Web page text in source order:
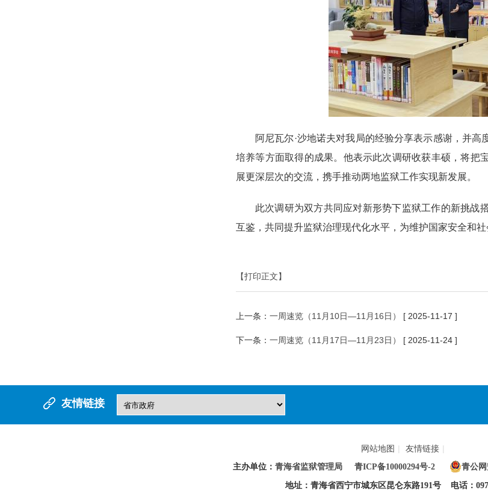
阿尼瓦尔·沙地诺夫对我局的经验分享表示感谢，并
培养等方面取得的成果。他表示此次调研收获丰硕，将把
展更深层次的交流，携手推动两地监狱工作实现新发展。
此次调研为双方共同应对新形势下监狱工作的新挑战
互鉴，共同提升监狱治理现代化水平，为维护国家安全和社
【打印正文】
上一条： 一周速览（11月10日—11月16日） [ 2025-11-17 ]
下一条： 一周速览（11月17日—11月23日） [ 2025-11-24 ]
友情链接
网站地图 | 友情链接 |
主办单位： 青海省监狱管理局 青ICP备10000294号-2 青公
地址：青海省西宁市城东区昆仑东路191号 电话：